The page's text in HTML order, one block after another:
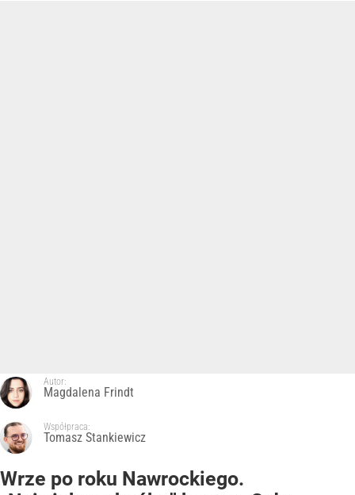
Autor:
Magdalena Frindt
Współpraca:
Tomasz Stankiewicz
Wrze po roku Nawrockiego.